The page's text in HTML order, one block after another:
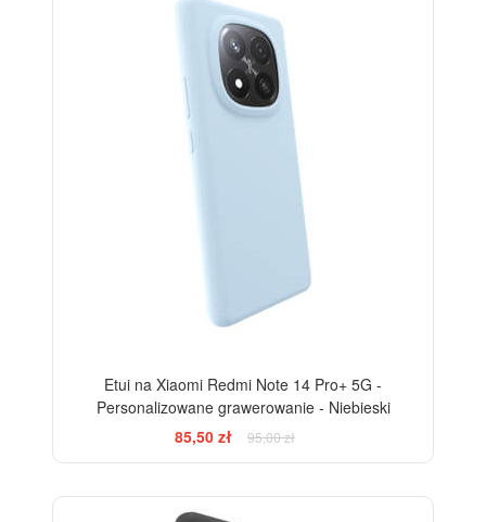
Etui na Xiaomi Redmi Note 14 Pro+ 5G -
Personalizowane grawerowanie - Niebieski
85,50 zł
95,00 zł